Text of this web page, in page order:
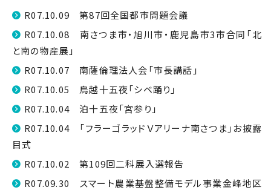
R07.10.09 第87回全国都市問題会議
R07.10.08 南さつま市・旭川市・鹿児島市3市合同「北
と南の物産展」
R07.10.07 南薩倫理法人会「市長講話」
R07.10.05 鳥越十五夜「シベ踊り」
R07.10.04 泊十五夜「宮参り」
R07.10.04 「フラーゴラッドＶアリーナ南さつま」お披露
目式
R07.10.02 第109回二科展入選報告
R07.09.30 スマート農業基盤整備モデル事業金峰地区